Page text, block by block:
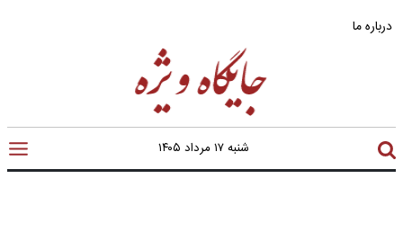
درباره ما
شنبه ۱۷ مرداد ۱۴۰۵